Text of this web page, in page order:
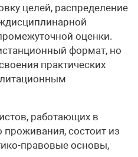
целей, распределение
оценки.
формат, но
практических
работающих в
состоит из
правовые основы,